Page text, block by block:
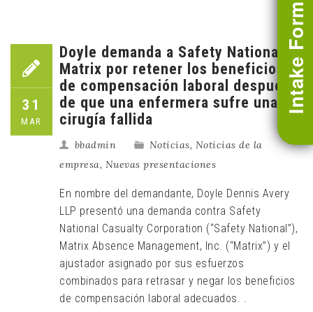
Intake Form
31
MAR
Doyle demanda a Safety National y
Matrix por retener los beneficios
de compensación laboral después
de que una enfermera sufre una
cirugía fallida
bbadmin Noticias, Noticias de la
empresa, Nuevas presentaciones
En nombre del demandante, Doyle Dennis Avery
LLP presentó una demanda contra Safety
National Casualty Corporation (“Safety National”),
Matrix Absence Management, Inc. (“Matrix”) y el
ajustador asignado por sus esfuerzos
combinados para retrasar y negar los beneficios
de compensación laboral adecuados. .